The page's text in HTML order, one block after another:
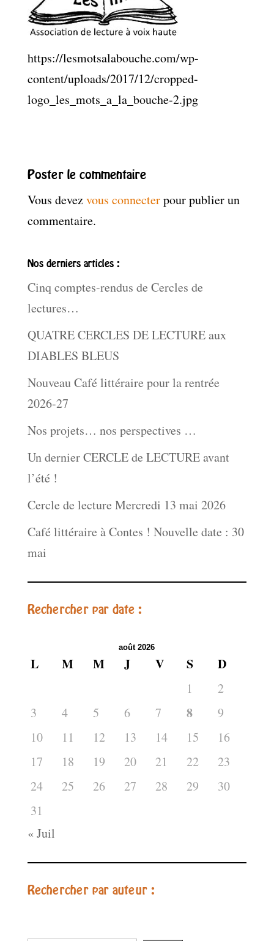
https://lesmotsalabouche.com/wp-
content/uploads/2017/12/cropped-
logo_les_mots_a_la_bouche-2.jpg
Poster le commentaire
Vous devezvous connecterpour publier un
commentaire.
Nos derniers articles :
Cinq comptes-rendus de Cercles de
lectures…
QUATRE CERCLES DE LECTURE aux
DIABLES BLEUS
Nouveau Café littéraire pour la rentrée
2026-27
Nos projets… nos perspectives …
Un dernier CERCLE de LECTURE avant
l’été !
Cercle de lecture Mercredi 13 mai 2026
Café littéraire à Contes ! Nouvelle date : 30
mai
Rechercher par date :
août 2026
L M M J V S D
1
2
3
4 5 6 7 8
9
10
11 12 13 14 15
16
17
18 19 20 21 22
23
24
25 26 27 28 29
30
31
« Juil
Rechercher par auteur :